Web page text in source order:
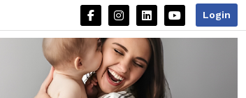
Login